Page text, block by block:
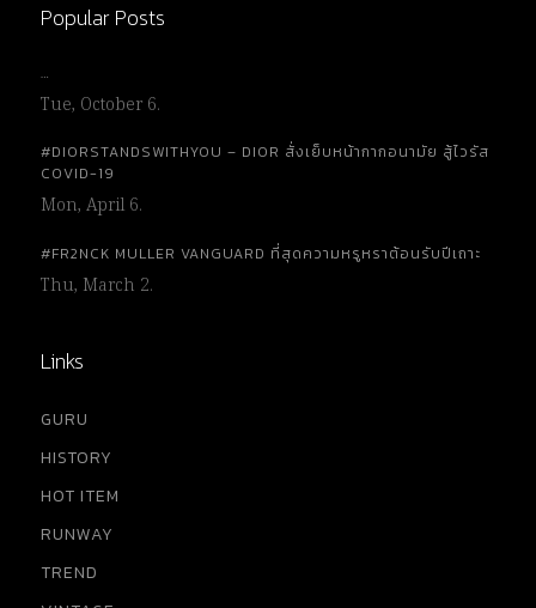
Popular Posts
…
Tue, October 6.
#DIORSTANDSWITHYOU – DIOR สั่งเย็บหน้ากากอนามัย สู้ไวรัส
COVID-19
Mon, April 6.
#FR2NCK MULLER VANGUARD ที่สุดความหรูหราต้อนรับปีเถาะ
Thu, March 2.
Links
GURU
HISTORY
HOT ITEM
RUNWAY
TREND